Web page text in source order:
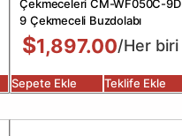
Çekmeceleri CM-WF050C-9D
9 Çekmeceli Buzdolabı
$1,897.00/Her biri
Sepete Ekle Teklife Ekle